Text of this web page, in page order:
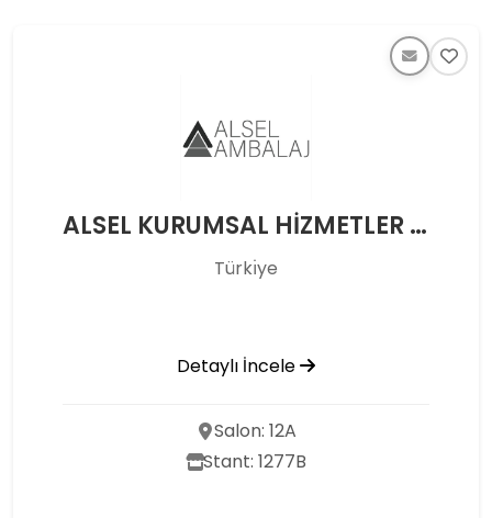
ALSEL KURUMSAL HİZMETLER YEDEK PARÇA OTOMOTİV İNŞ. SAN VE TİC. LTD. ŞTİ.
Türkı̇ye
Detaylı İncele
Salon: 12A
Stant: 1277B